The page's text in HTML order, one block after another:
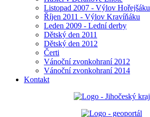
Listopad 2007 - Výlov Hořejšáku
Říjen 2011 - Výlov Kravíňáku
Leden 2009 - Lední derby
Dětský den 2011
Dětský den 2012
Čerti
Vánoční zvonkohraní 2012
Vánoční zvonkohraní 2014
Kontakt